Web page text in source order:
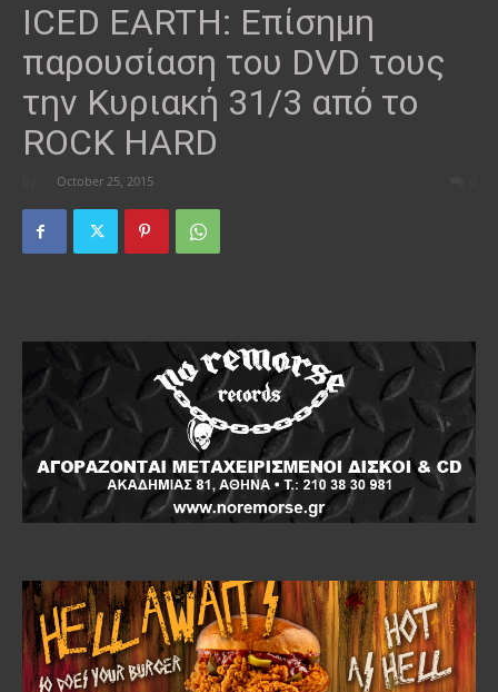
ICED EARTH: Επίσημη
παρουσίαση του DVD τους
την Κυριακή 31/3 από το
ROCK HARD
October 25, 2015